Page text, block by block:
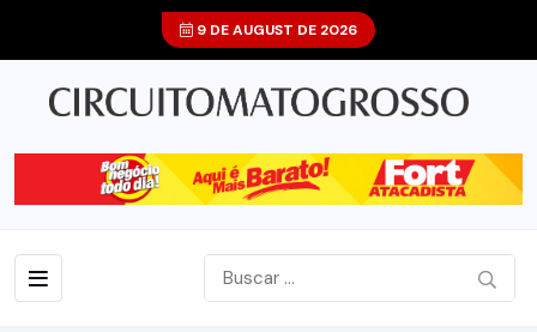
9 DE AUGUST DE 2026